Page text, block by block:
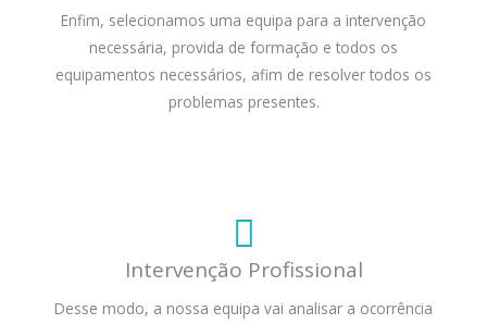
Enfim, selecionamos uma equipa para a intervenção
necessária, provida de formação e todos os
equipamentos necessários, afim de resolver todos os
problemas presentes.
Intervenção Profissional
Desse modo, a nossa equipa vai analisar a ocorrência